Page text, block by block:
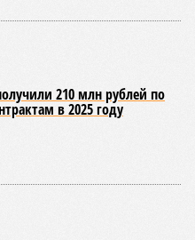
210 млн рублей по
в 2025 году